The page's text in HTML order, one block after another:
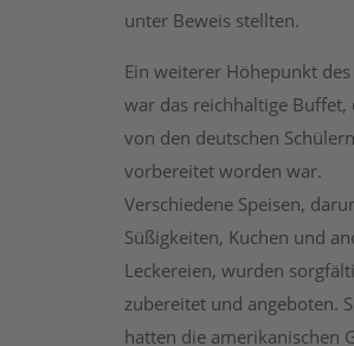
unter Beweis stellten.
Ein weiterer Höhepunkt des
war das reichhaltige Buffet,
von den deutschen Schülern
vorbereitet worden war.
Verschiedene Speisen,
Süßigkeiten, Kuchen und
Leckereien, wurden
zubereitet und angeboten.
hatten die amerikanischen